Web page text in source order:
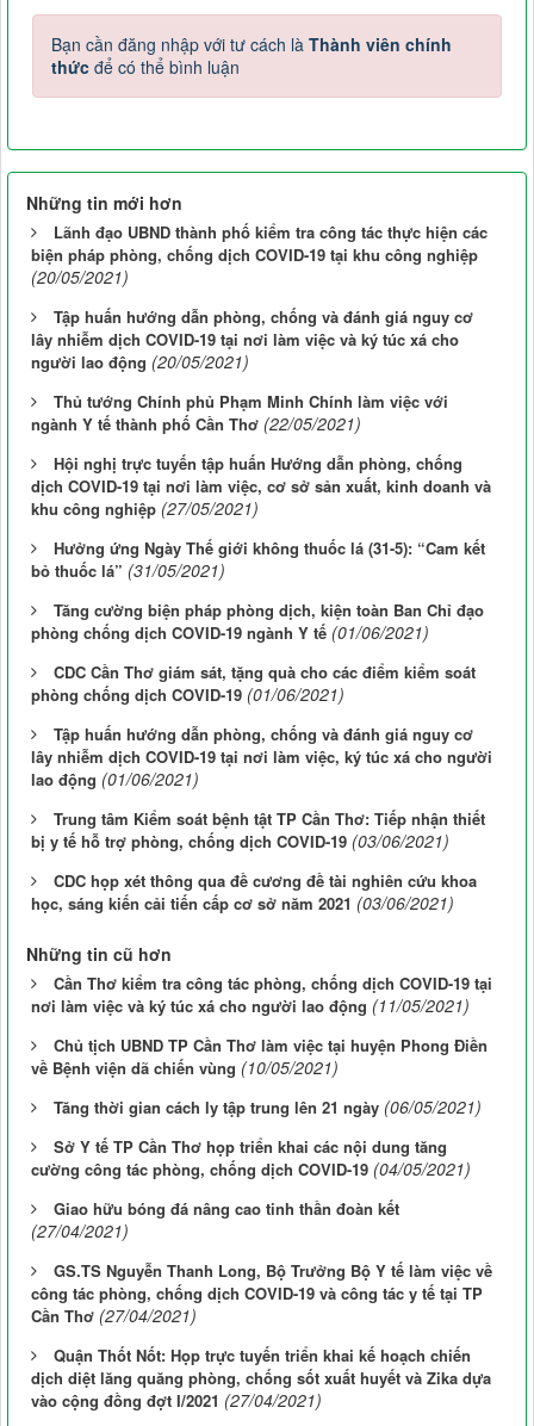
Bạn cần đăng nhập với tư cách là Thành viên chính
thức để có thể bình luận
Những tin mới hơn
Lãnh đạo UBND thành phố kiểm tra công tác thực hiện các
biện pháp phòng, chống dịch COVID-19 tại khu công nghiệp
(20/05/2021)
Tập huấn hướng dẫn phòng, chống và đánh giá nguy cơ
lây nhiễm dịch COVID-19 tại nơi làm việc và ký túc xá cho
người lao động (20/05/2021)
Thủ tướng Chính phủ Phạm Minh Chính làm việc với
ngành Y tế thành phố Cần Thơ (22/05/2021)
Hội nghị trực tuyến tập huấn Hướng dẫn phòng, chống
dịch COVID-19 tại nơi làm việc, cơ sở sản xuất, kinh doanh và
khu công nghiệp (27/05/2021)
Hưởng ứng Ngày Thế giới không thuốc lá (31-5): “Cam kết
bỏ thuốc lá” (31/05/2021)
Tăng cường biện pháp phòng dịch, kiện toàn Ban Chỉ đạo
phòng chống dịch COVID-19 ngành Y tế (01/06/2021)
CDC Cần Thơ giám sát, tặng quà cho các điểm kiểm soát
phòng chống dịch COVID-19 (01/06/2021)
Tập huấn hướng dẫn phòng, chống và đánh giá nguy cơ
lây nhiễm dịch COVID-19 tại nơi làm việc, ký túc xá cho người
lao động (01/06/2021)
Trung tâm Kiểm soát bệnh tật TP Cần Thơ: Tiếp nhận thiết
bị y tế hỗ trợ phòng, chống dịch COVID-19 (03/06/2021)
CDC họp xét thông qua đề cương đề tài nghiên cứu khoa
học, sáng kiến cải tiến cấp cơ sở năm 2021 (03/06/2021)
Những tin cũ hơn
Cần Thơ kiểm tra công tác phòng, chống dịch COVID-19 tại
nơi làm việc và ký túc xá cho người lao động (11/05/2021)
Chủ tịch UBND TP Cần Thơ làm việc tại huyện Phong Điền
về Bệnh viện dã chiến vùng (10/05/2021)
Tăng thời gian cách ly tập trung lên 21 ngày (06/05/2021)
Sở Y tế TP Cần Thơ họp triển khai các nội dung tăng
cường công tác phòng, chống dịch COVID-19 (04/05/2021)
Giao hữu bóng đá nâng cao tinh thần đoàn kết
(27/04/2021)
GS.TS Nguyễn Thanh Long, Bộ Trưởng Bộ Y tế làm việc về
công tác phòng, chống dịch COVID-19 và công tác y tế tại TP
Cần Thơ (27/04/2021)
Quận Thốt Nốt: Họp trực tuyến triển khai kế hoạch chiến
dịch diệt lăng quăng phòng, chống sốt xuất huyết và Zika dựa
vào cộng đồng đợt I/2021 (27/04/2021)